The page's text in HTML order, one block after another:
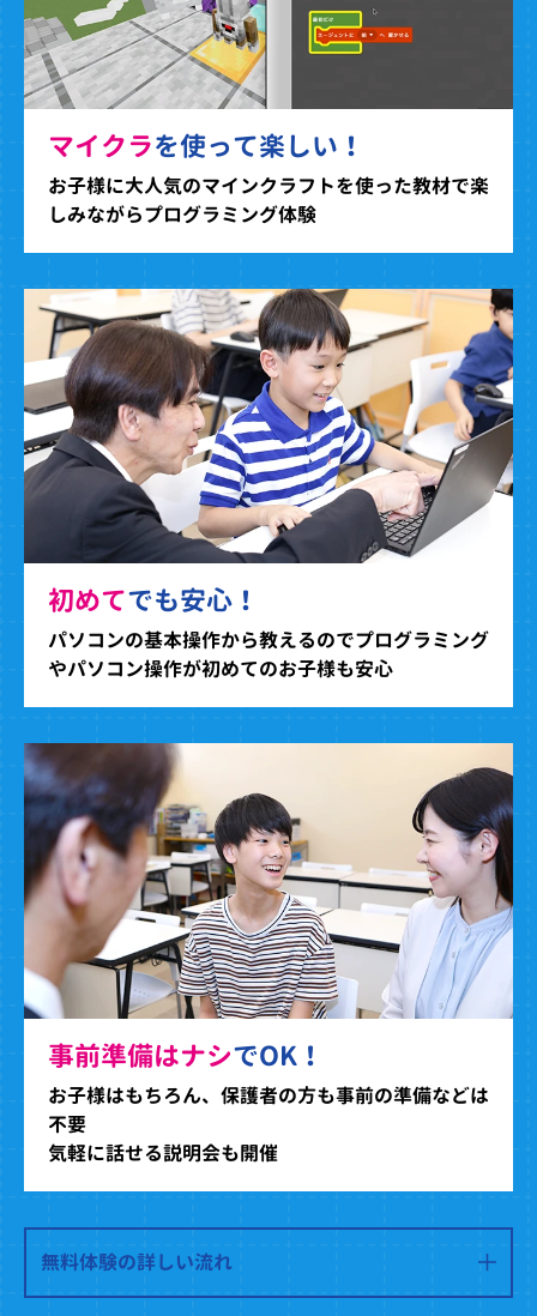
マイクラを使って楽しい！
お子様に大人気のマインクラフトを使った教材で楽
しみながらプログラミング体験
初めてでも安心！
パソコンの基本操作から教えるのでプログラミング
やパソコン操作が初めてのお子様も安心
事前準備はナシでOK！
お子様はもちろん、保護者の方も事前の準備などは
不要
気軽に話せる説明会も開催
無料体験の詳しい流れ